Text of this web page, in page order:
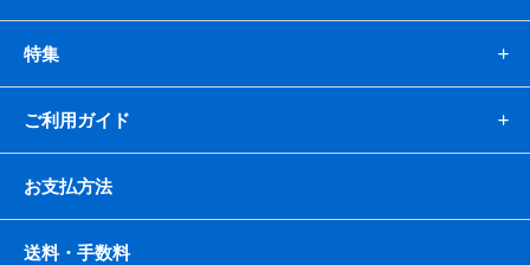
特集
ご利用ガイド
お支払方法
送料・手数料